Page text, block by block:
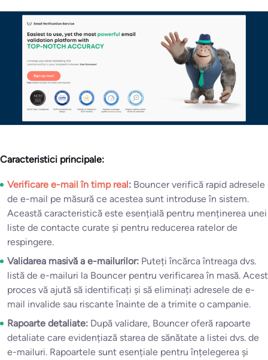
Caracteristici principale:
Verificare e-mail în timp real : Bouncer verifică rapid adresele
de e-mail pe măsură ce acestea sunt introduse în sistem.
Această caracteristică este esențială pentru menținerea unei
liste de contacte curate și pentru reducerea ratelor de
respingere.
Validarea masivă a e-mailurilor: Puteți încărca întreaga dvs.
listă de e-mailuri la Bouncer pentru verificarea în masă. Acest
proces vă ajută să identificați și să eliminați adresele de e-
mail invalide sau riscante înainte de a trimite o campanie.
Rapoarte detaliate: După validare, Bouncer oferă rapoarte
detaliate care evidențiază starea de sănătate a listei dvs. de
e-mailuri. Rapoartele sunt esențiale pentru înțelegerea și